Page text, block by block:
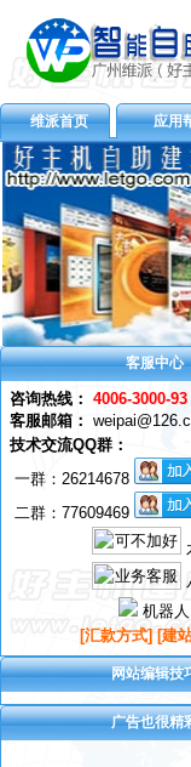
维派首页 应用
客服中心
咨询热线： 4006-3000-93
客服邮箱：
技术交流QQ群：
一群： 26214678
二群：77609469
机器人
[汇款方式] [建
网站编辑技
广告也很精